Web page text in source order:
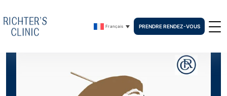
Français PRENDRE RENDEZ-VOUS